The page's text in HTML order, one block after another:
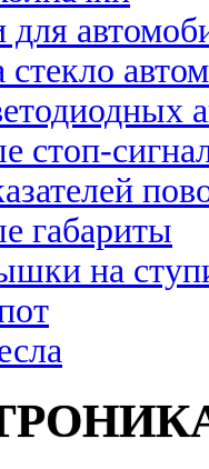
стоп-
габариты
на